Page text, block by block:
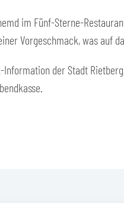
im Fünf-Sterne-
Vorgeschmack, was auf
der Stadt